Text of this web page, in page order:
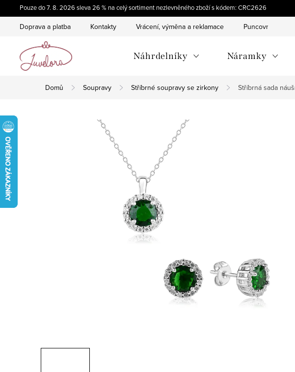
na
Pouze do 7. 8. 2026 sleva 26 % na celý sortiment nezlevněného zboží s kódem: CRC2626
Doprava a platba Kontakty Vrácení, výměna a reklamace Puncovní značky
Náhrdelníky Náramky
Domů Soupravy Stříbrné soupravy se zirkony Stříbrná sada